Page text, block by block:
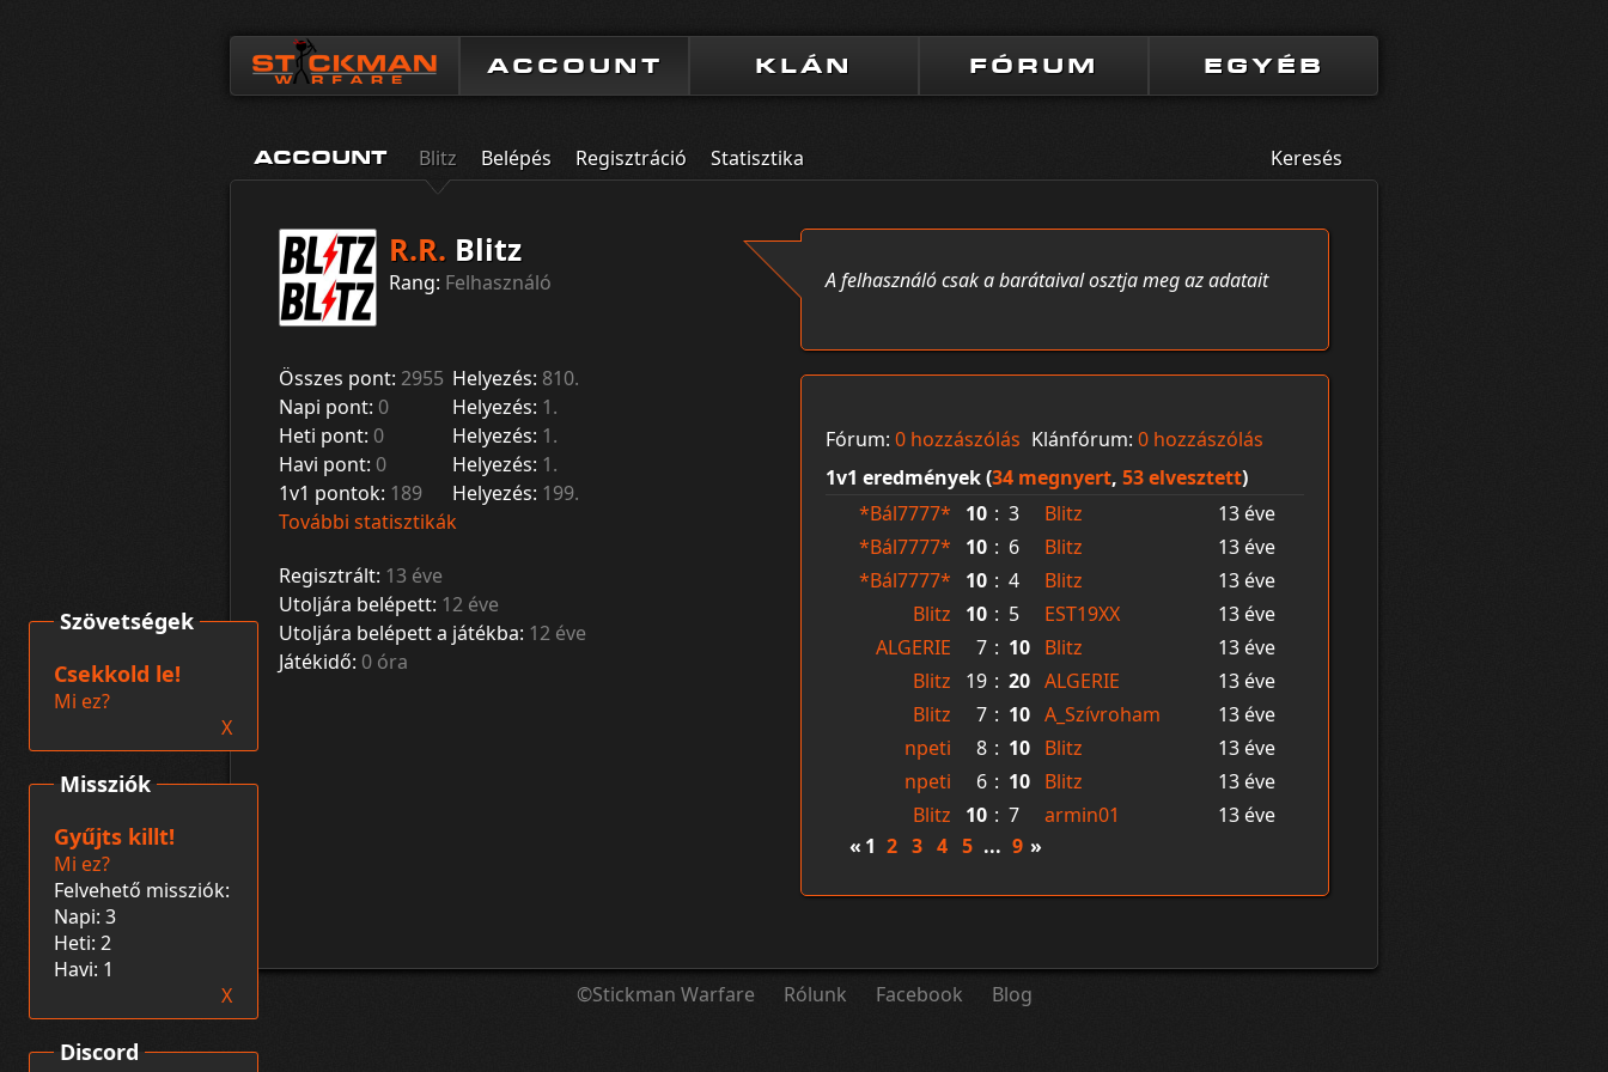
ACCOUNT KLÁN FÓRUM EGYÉB
ACCOUNT Blitz Belépés Regisztráció Statisztika Keresés
R.R. Blitz
Rang: Felhasználó
Összes pont: 2955 Helyezés: 810.
Napi pont: 0 Helyezés: 1.
Heti pont: 0 Helyezés: 1.
Havi pont: 0 Helyezés: 1.
1v1 pontok: 189 Helyezés: 199.
További statisztikák
Regisztrált: 13 éve
Utoljára belépett: 12 éve
Utoljára belépett a játékba: 12 éve
Játékidő: 0 óra
A felhasználó csak a barátaival osztja meg az adatait
Fórum: 0 hozzászólás Klánfórum: 0 hozzászólás
1v1 eredmények (34 megnyert, 53 elvesztett)
*Bál7777*
10 : 3 Blitz
13 éve
*Bál7777*
10 : 6 Blitz
13 éve
*Bál7777*
10 : 4 Blitz
13 éve
Blitz
10 : 5 EST19XX
13 éve
ALGERIE
7 : 10 Blitz
13 éve
Blitz
19 : 20 ALGERIE
13 éve
Blitz
7 : 10 A_Szívroham
13 éve
npeti
8 : 10 Blitz
13 éve
npeti
6 : 10 Blitz
13 éve
Blitz
10 : 7 armin01
13 éve
« 1 2 3 4 5 ... 9 »
©Stickman Warfare Rólunk Facebook Blog
Discord
Missziók
Gyűjts killt!
Mi ez?
Felvehető missziók:
Napi: 3
Heti: 2
Havi: 1
X
Szövetségek
Csekkold le!
Mi ez?
X